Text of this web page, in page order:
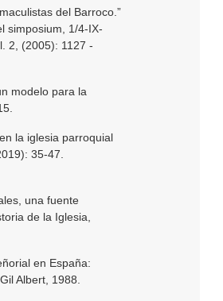
del Barroco.”
simposium, 1/4-IX-
2, (2005): 1127 -
modelo para la
la iglesia parroquial
35-47.
una fuente
de la Iglesia,
en España:
Albert, 1988.